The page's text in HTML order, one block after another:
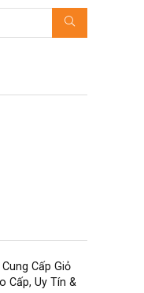
Cấp Giỏ
Cấp, Uy Tín &